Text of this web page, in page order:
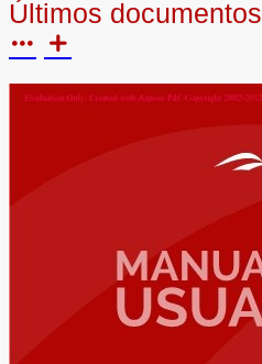
Últimos documentos